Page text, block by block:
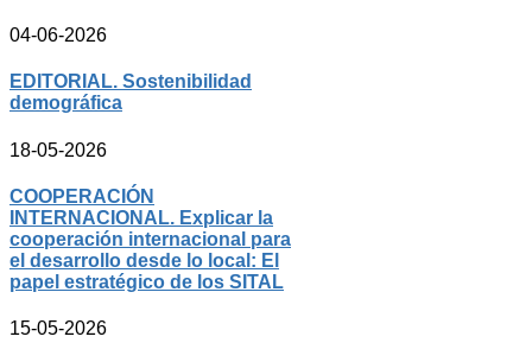
04-06-2026
EDITORIAL. Sostenibilidad
demográfica
18-05-2026
COOPERACIÓN
INTERNACIONAL. Explicar la
cooperación internacional para
el desarrollo desde lo local: El
papel estratégico de los SITAL
15-05-2026